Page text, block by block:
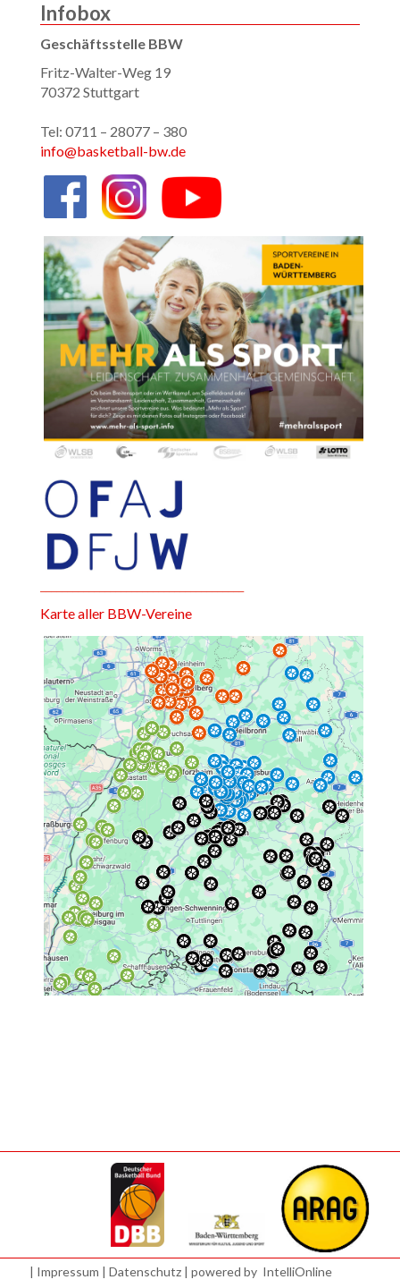
Infobox
Geschäftsstelle BBW
Fritz-Walter-Weg 19
70372 Stuttgart
Tel: 0711 – 28077 – 380
info@basketball-bw.de
Karte aller BBW-Vereine
| Impressum | Datenschutz | powered by IntelliOnline